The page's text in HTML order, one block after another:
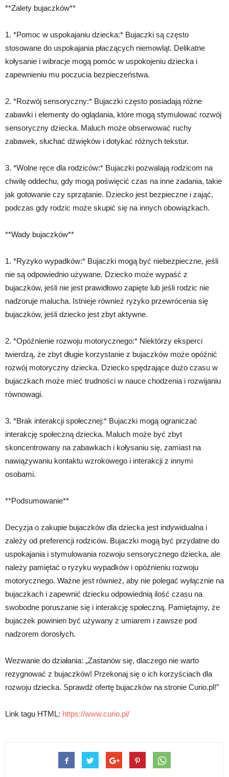
**Zalety bujaczków**
1. *Pomoc w uspokajaniu dziecka:* Bujaczki są często
stosowane do uspokajania płaczących niemowląt. Delikatne
kołysanie i wibracje mogą pomóc w uspokojeniu dziecka i
zapewnieniu mu poczucia bezpieczeństwa.
2. *Rozwój sensoryczny:* Bujaczki często posiadają różne
zabawki i elementy do oglądania, które mogą stymulować rozwój
sensoryczny dziecka. Maluch może obserwować ruchy
zabawek, słuchać dźwięków i dotykać różnych tekstur.
3. *Wolne ręce dla rodziców:* Bujaczki pozwalają rodzicom na
chwilę oddechu, gdy mogą poświęcić czas na inne zadania, takie
jak gotowanie czy sprzątanie. Dziecko jest bezpieczne i zająć,
podczas gdy rodzic może skupić się na innych obowiązkach.
**Wady bujaczków**
1. *Ryzyko wypadków:* Bujaczki mogą być niebezpieczne, jeśli
nie są odpowiednio używane. Dziecko może wypaść z
bujaczków, jeśli nie jest prawidłowo zapięte lub jeśli rodzic nie
nadzoruje malucha. Istnieje również ryzyko przewrócenia się
bujaczków, jeśli dziecko jest zbyt aktywne.
2. *Opóźnienie rozwoju motorycznego:* Niektórzy eksperci
twierdzą, że zbyt długie korzystanie z bujaczków może opóźnić
rozwój motoryczny dziecka. Dziecko spędzające dużo czasu w
bujaczkach może mieć trudności w nauce chodzenia i rozwijaniu
równowagi.
3. *Brak interakcji społecznej:* Bujaczki mogą ograniczać
interakcję społeczną dziecka. Maluch może być zbyt
skoncentrowany na zabawkach i kołysaniu się, zamiast na
nawiązywaniu kontaktu wzrokowego i interakcji z innymi
osobami.
**Podsumowanie**
Decyzja o zakupie bujaczków dla dziecka jest indywidualna i
zależy od preferencji rodziców. Bujaczki mogą być przydatne do
uspokajania i stymulowania rozwoju sensorycznego dziecka, ale
należy pamiętać o ryzyku wypadków i opóźnieniu rozwoju
motorycznego. Ważne jest również, aby nie polegać wyłącznie na
bujaczkach i zapewnić dziecku odpowiednią ilość czasu na
swobodne poruszanie się i interakcję społeczną. Pamiętajmy, że
bujaczek powinien być używany z umiarem i zawsze pod
nadzorem dorosłych.
Wezwanie do działania: „Zastanów się, dlaczego nie warto
rezygnować z bujaczków! Przekonaj się o ich korzyściach dla
rozwoju dziecka. Sprawdź ofertę bujaczków na stronie Curio.pl!”
Link tagu HTML: https://www.curio.pl/